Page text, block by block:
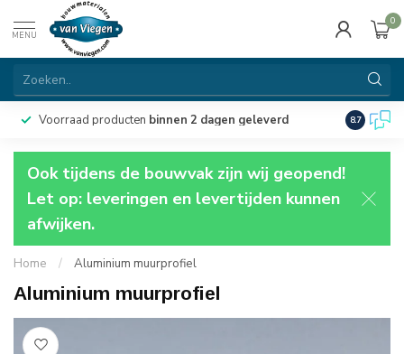
MENU
0
Voorraad producten binnen 2 dagen geleverd 8.7
Ook tijdens de bouwvak zijn wij geopend!
Let op: leveringen en levertijden kunnen
afwijken.
Home / Aluminium muurprofiel
Aluminium muurprofiel